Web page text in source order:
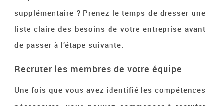
supplémentaire ? Prenez le temps de dresser une
liste claire des besoins de votre entreprise avant
de passer à l’étape suivante.
Recruter les membres de votre équipe
Une fois que vous avez identifié les compétences